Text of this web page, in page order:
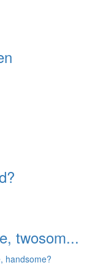
twosom...